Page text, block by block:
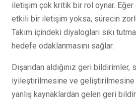
iletişim çok kritik bir rol oynar. Eğer
etkili bir iletişim yoksa, sürecin
Takım içindeki diyalogları sıkı
hedefe odaklanmasını sağlar.
Dışarıdan aldığınız geri bildirimler,
iyileştirilmesine ve geliştirilmesine
yanlış kaynaklardan gelen geri